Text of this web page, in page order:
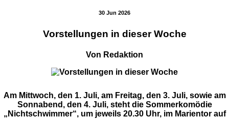
30 Jun 2026
Vorstellungen in dieser Woche
Von Redaktion
Am Mittwoch, den 1. Juli, am Freitag, den 3. Juli, sowie am
Sonnabend, den 4. Juli, steht die Sommerkomödie
„Nichtschwimmer“, um jeweils 20.30 Uhr, im Marientor auf